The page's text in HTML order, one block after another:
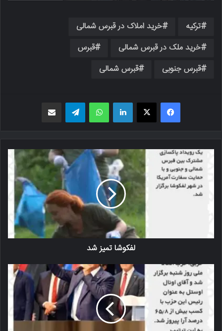
ترکیه
خرید املاک در قبرس شمالی
خرید ملک در قبرس شمالی
قبرس
قبرس جنوبی
قبرس شمالی
فیسبوک X لینکدین واتس اپ
لفکوشا تمیز شد